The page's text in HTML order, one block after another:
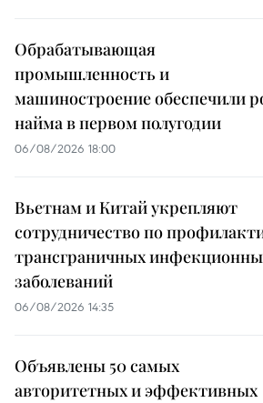
Обрабатывающая
промышленность и
машиностроение обеспечили
найма в первом полугодии
06/08/2026 18:00
Вьетнам и Китай укрепляют
сотрудничество по
трансграничных
заболеваний
06/08/2026 14:35
Объявлены 50 самых
авторитетных и эффективных